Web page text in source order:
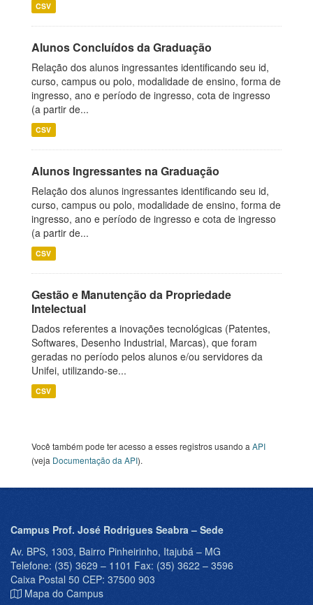
CSV
Alunos Concluídos da Graduação
Relação dos alunos ingressantes identificando seu id,
curso, campus ou polo, modalidade de ensino, forma de
ingresso, ano e período de ingresso, cota de ingresso
(a partir de...
CSV
Alunos Ingressantes na Graduação
Relação dos alunos ingressantes identificando seu id,
curso, campus ou polo, modalidade de ensino, forma de
ingresso, ano e período de ingresso e cota de ingresso
(a partir de...
CSV
Gestão e Manutenção da Propriedade
Intelectual
Dados referentes a inovações tecnológicas (Patentes,
Softwares, Desenho Industrial, Marcas), que foram
geradas no período pelos alunos e/ou servidores da
Unifei, utilizando-se...
CSV
Você também pode ter acesso a esses registros usando a API
(veja Documentação da API).
Campus Prof. José Rodrigues Seabra – Sede
Av. BPS, 1303, Bairro Pinheirinho, Itajubá – MG
Telefone: (35) 3629 – 1101 Fax: (35) 3622 – 3596
Caixa Postal 50 CEP: 37500 903
Mapa do Campus